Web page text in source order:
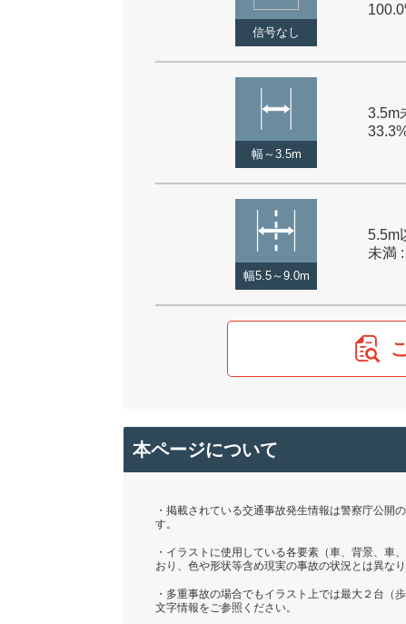
信号なし
幅～3.5m
3.5m
幅5.5～9.0m
5.5m
未満
本ページについて
・掲載されている交通事故発生情報は警察庁公開
す。
・イラストに使用している各要素（車、背景、車
おり、色や形状等含め現実の事故の状況とは異な
・多重事故の場合でもイラスト上では最大２台（
文字情報をご参照ください。